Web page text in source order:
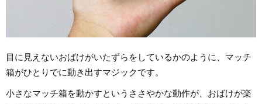
目に見えないおばけがいたずらをしているかのように、マッチ
箱がひとりでに動き出すマジックです。
小さなマッチ箱を動かすというささやかな動作が、おばけが楽